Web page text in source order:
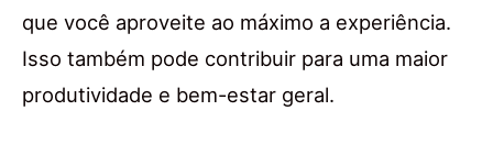
que você aproveite ao máximo a experiência.
Isso também pode contribuir para uma maior
produtividade e bem-estar geral.